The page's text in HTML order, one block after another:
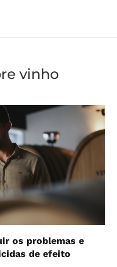
vinho
os problemas e
de efeito